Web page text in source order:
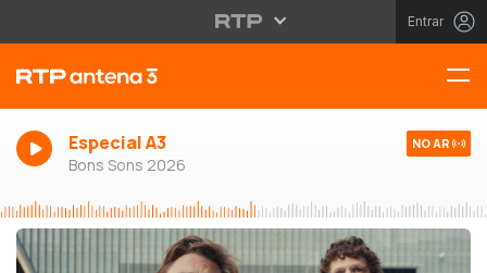
Entrar
Especial A3
Bons Sons 2026
NO AR